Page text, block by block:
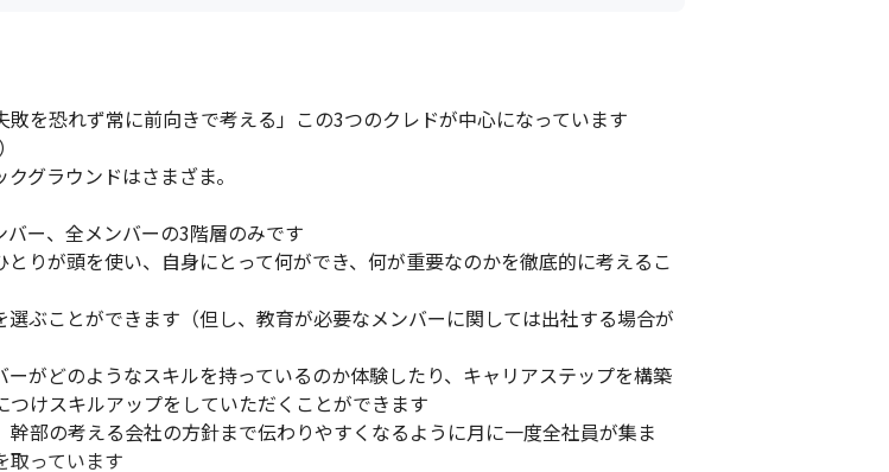
を恐れず常に前向きで考える」この3つのクレドが中心になっています
グラウンドはさまざま。
ー、全メンバーの3階層のみです
りが頭を使い、自身にとって何ができ、何が重要なのかを徹底的に考えるこ
ぶことができます（但し、教育が必要なメンバーに関しては出社する場合が
がどのようなスキルを持っているのか体験したり、キャリアステップを構築
けスキルアップをしていただくことができます
部の考える会社の方針まで伝わりやすくなるように月に一度全社員が集ま
取っています